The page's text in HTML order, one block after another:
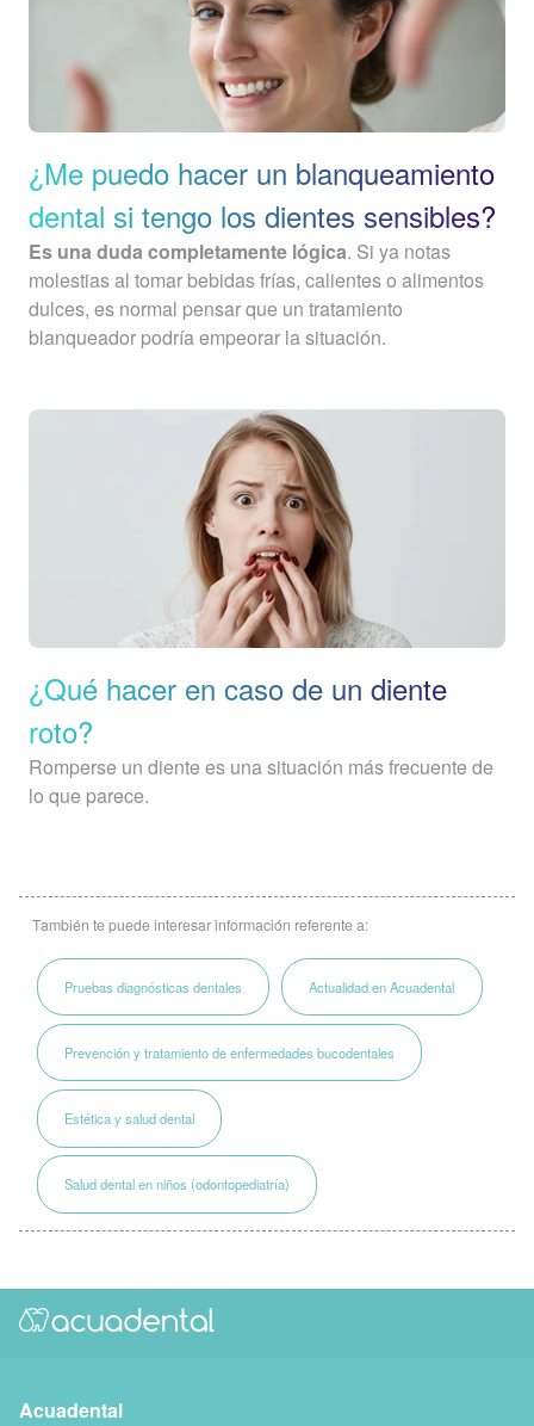
¿Me puedo hacer un blanqueamiento
dental si tengo los dientes sensibles?
Es una duda completamente lógica. Si ya notas
molestias al tomar bebidas frías, calientes o alimentos
dulces, es normal pensar que un tratamiento
blanqueador podría empeorar la situación.
¿Qué hacer en caso de un diente
roto?
Romperse un diente es una situación más frecuente de
lo que parece.
También te puede interesar información referente a:
Pruebas diagnósticas dentales Actualidad en Acuadental
Prevención y tratamiento de enfermedades bucodentales
Estética y salud dental
Salud dental en niños (odontopediatría)
Acuadental